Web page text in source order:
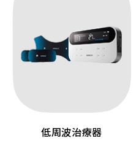
低周波治療器